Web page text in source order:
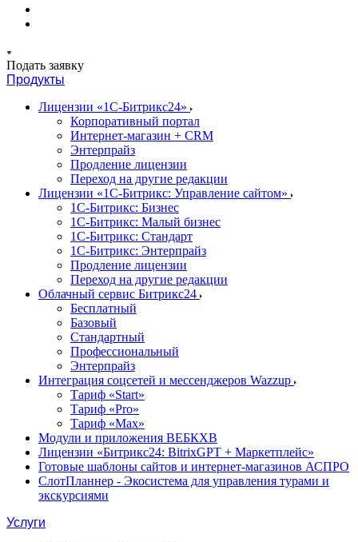
Подать заявку
Продукты
Лицензии «1С-Битрикс24»
Корпоративный портал
Интернет-магазин + CRM
Энтерпрайз
Продление лицензии
Переход на другие редакции
Лицензии «1С-Битрикс: Управление сайтом»
1С-Битрикс: Бизнес
1С-Битрикс: Малый бизнес
1С-Битрикс: Стандарт
1С-Битрикс: Энтерпрайз
Продление лицензии
Переход на другие редакции
Облачный сервис Битрикс24
Бесплатный
Базовый
Стандартный
Профессиональный
Энтерпрайз
Интеграция соцсетей и мессенджеров Wazzup
Тариф «Start»
Тариф «Pro»
Тариф «Max»
Модули и приложения ВЕБКХВ
Лицензии «Битрикс24: BitrixGPT + Маркетплейс»
Готовые шаблоны сайтов и интернет-магазинов АСПРО
СлотПланнер - Экосистема для управления турами и
экскурсиями
Услуги